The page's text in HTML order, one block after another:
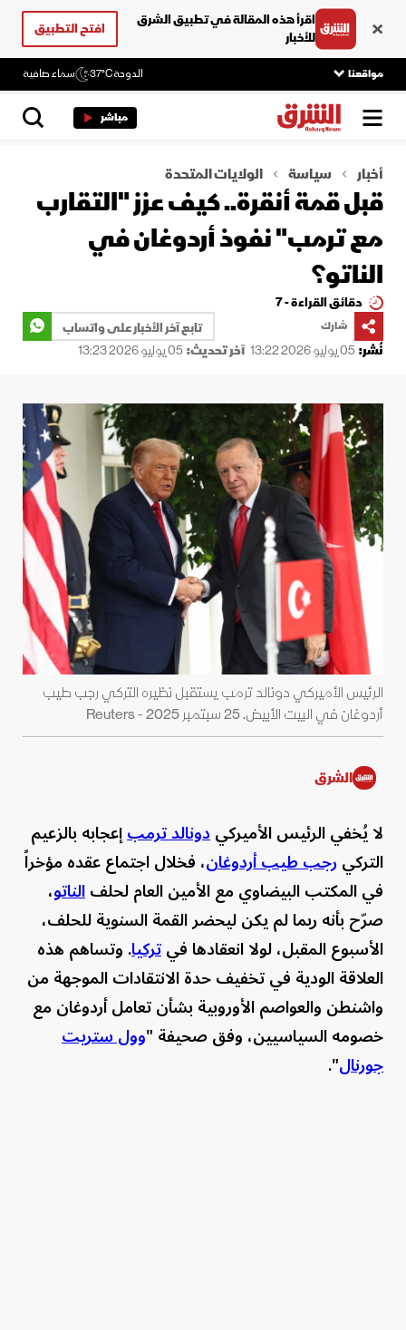
اقرأ هذه المقالة في تطبيق الشرق
للأخبار
افتح التطبيق
مواقعنا الدوحة37°C سماء صافية
مباشر
أخبار سياسة الولايات المتحدة
قبل قمة أنقرة.. كيف عزز "التقارب
مع ترمب" نفوذ أردوغان في
الناتو؟
دقائق القراءة - 7
شارك
تابع آخر الأخبار على واتساب
نُشر:05 يوليو 2026 13:22 آخر تحديث:05 يوليو 2026 13:23
الرئيس الأميركي دونالد ترمب يستقبل نظيره التركي رجب طيب
أردوغان في البيت الأبيض. 25 سبتمبر 2025 - Reuters
الشرق
لا يُخفي الرئيس الأميركيدونالد ترمبإعجابه بالزعيم
التركيرجب طيب أردوغان، فخلال اجتماع عقده مؤخراً
في المكتب البيضاوي مع الأمين العام لحلفالناتو،
صرّح بأنه ربما لم يكن ليحضر القمة السنوية للحلف،
الأسبوع المقبل، لولا انعقادها فيتركيا. وتساهم هذه
العلاقة الودية في تخفيف حدة الانتقادات الموجهة من
واشنطن والعواصم الأوروبية بشأن تعامل أردوغان مع
خصومه السياسيين، وفق صحيفة "وول ستريت
جورنال".